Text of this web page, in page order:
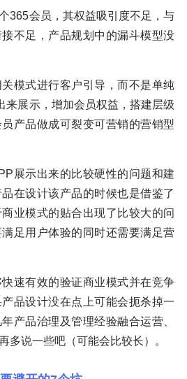
365会员，其权益吸引度不足，与
不足，产品规划中的漏斗模型没
模式进行客户引导，而不是单纯
来展示，增加会员权益，搭建层级
产品做成可裂变可营销的营销型
展示出来的比较硬性的问题和建
在设计该产品的时候也是借鉴了
业模式的贴合出现了比较大的问
足用户体验的同时还需要满足营
速有效的验证商业模式并在竞争
品设计没在点上可能会扼杀掉一
产品治理及管理经验融合运营、
多说一些吧（可能会比较长）。